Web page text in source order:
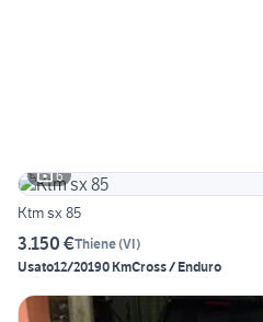
6
Ktm sx 85
3.150 €Thiene(VI)
Usato12/20190 KmCross / Enduro